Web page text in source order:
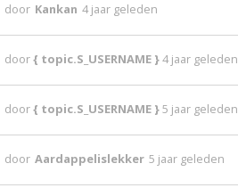
door Kankan 4 jaar geleden
door{ topic.S_USERNAME }4 jaar geleden
door{ topic.S_USERNAME }5 jaar geleden
door Aardappelislekker 5 jaar geleden